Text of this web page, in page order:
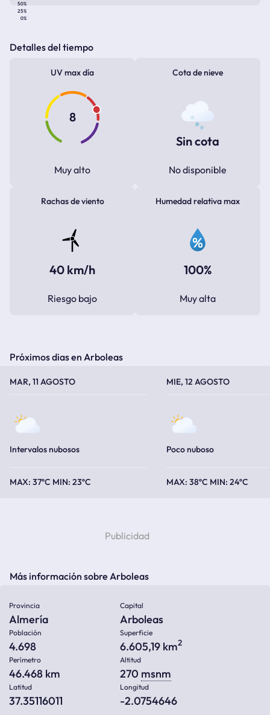
50%
25%
0%
Detalles del tiempo
UV max día
8
Muy alto
Cota de nieve
Sin cota
No disponible
Rachas de viento
40 km/h
Riesgo bajo
Humedad relativa max
100%
Muy alta
Próximos dias en Arboleas
MAR, 11 AGOSTO
Intervalos nubosos
37ºC 23ºC
MIE, 12 AGOSTO
Poco nuboso
38ºC 24ºC
Más información sobre Arboleas
Provincia
Almería
Capital
Arboleas
Población
4.698
Superficie
6.605,19 km2
Perímetro
46.468 km
Altitud
270 msnm
Latitud
37.35116011
Longitud
-2.0754646